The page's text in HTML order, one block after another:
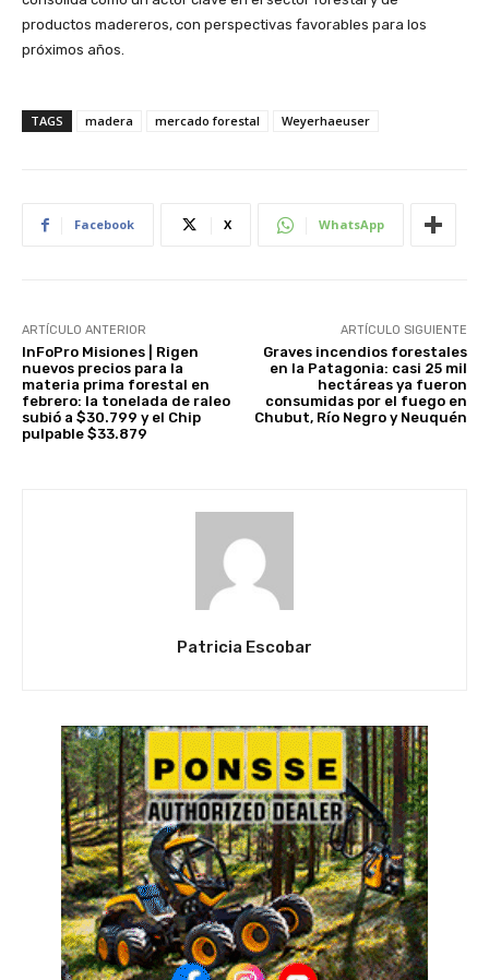
productos madereros, con perspectivas favorables para los
próximos años.
TAGS madera mercado forestal Weyerhaeuser
Facebook X WhatsApp
ARTÍCULO ANTERIOR
InFoPro Misiones | Rigen
nuevos precios para la
materia prima forestal en
febrero: la tonelada de raleo
subió a $30.799 y el Chip
pulpable $33.879
ARTÍCULO SIGUIENTE
Graves incendios forestales
en la Patagonia: casi 25 mil
hectáreas ya fueron
consumidas por el fuego en
Chubut, Río Negro y Neuquén
Patricia Escobar